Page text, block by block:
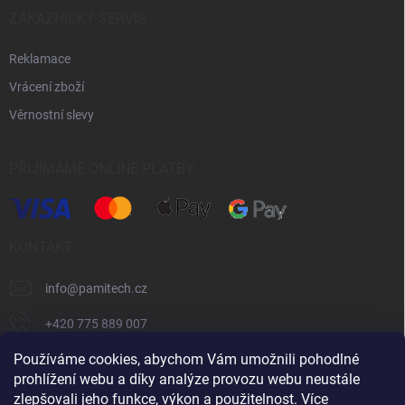
Používáme cookies, abychom Vám umožnili pohodlné
prohlížení webu a díky analýze provozu webu neustále
zlepšovali jeho funkce, výkon a použitelnost. Více
Reklamace
Vrácení zboží
Věrnostní slevy
info@pamitech.cz
+420 775 889 007
Shoptet.cz číčoviny.cz VM Technology s.r.o.